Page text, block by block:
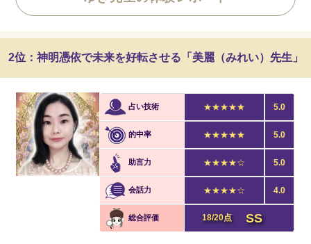
2位：神明憑依で未来を好転させる「美麗（みれい）先生」
占い技術 ★★★★★ 5.0
的中率 ★★★★★ 5.0
助言力 ★★★★☆ 5.0
会話力 ★★★★☆ 4.0
総合評価 18/20点 SS